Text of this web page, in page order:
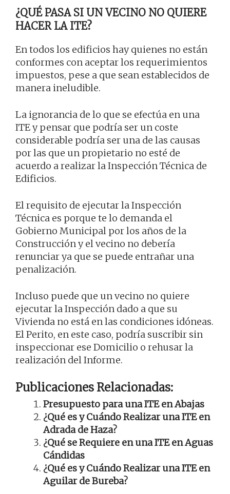
¿QUÉ PASA SI UN VECINO NO QUIERE
HACER LA ITE?
En todos los edificios hay quienes no están
conformes con aceptar los requerimientos
impuestos, pese a que sean establecidos de
manera ineludible.
La ignorancia de lo que se efectúa en una
ITE y pensar que podría ser un coste
considerable podría ser una de las causas
por las que un propietario no esté de
acuerdo a realizar la Inspección Técnica de
Edificios.
El requisito de ejecutar la Inspección
Técnica es porque te lo demanda el
Gobierno Municipal por los años de la
Construcción y el vecino no debería
renunciar ya que se puede entrañar una
penalización.
Incluso puede que un vecino no quiere
ejecutar la Inspección dado a que su
Vivienda no está en las condiciones idóneas.
El Perito, en este caso, podría suscribir sin
inspeccionar ese Domicilio o rehusar la
realización del Informe.
Publicaciones Relacionadas:
Presupuesto para una ITE en Abajas
¿Qué es y Cuándo Realizar una ITE en
Adrada de Haza?
¿Qué se Requiere en una ITE en Aguas
Cándidas
¿Qué es y Cuándo Realizar una ITE en
Aguilar de Bureba?